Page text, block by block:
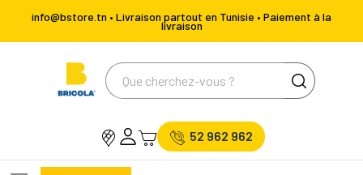
info@bstore.tn • Livraison partout en Tunisie • Paiement à la
livraison
52 962 962